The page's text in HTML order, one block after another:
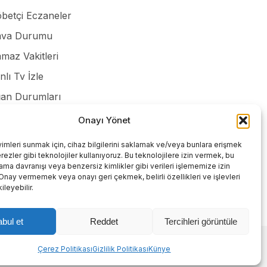
Onayı Yönet
sunmak için, cihaz bilgilerini saklamak ve/veya bunlara erişmek
gibi teknolojiler kullanıyoruz. Bu teknolojilere izin vermek, bu
davranışı veya benzersiz kimlikler gibi verileri işlememize izin
vermemek veya onayı geri çekmek, belirli özellikleri ve işlevleri
et Reddet Tercihleri görüntüle
Çerez PolitikasıGizlilik PolitikasıKünye
Eczaneler
Durumu
Vakitleri
Tv İzle
Durumları